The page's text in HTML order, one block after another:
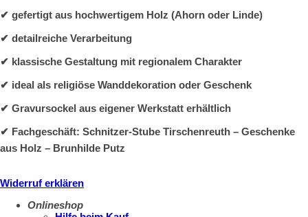
✔ gefertigt aus hochwertigem Holz (Ahorn oder Linde)
✔ detailreiche Verarbeitung
✔ klassische Gestaltung mit regionalem Charakter
✔ ideal als religiöse Wanddekoration oder Geschenk
✔ Gravursockel aus eigener Werkstatt erhältlich
✔ Fachgeschäft: Schnitzer-Stube Tirschenreuth – Geschenke
aus Holz – Brunhilde Putz
Widerruf erklären
Onlineshop